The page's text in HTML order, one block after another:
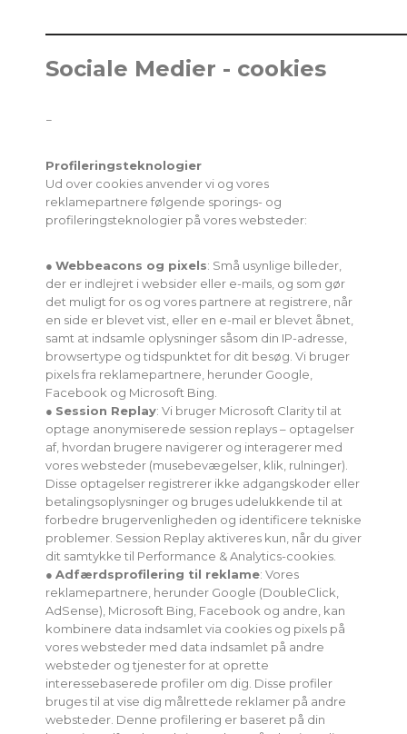
Sociale Medier - cookies
−
Profileringsteknologier
Ud over cookies anvender vi og vores
reklamepartnere følgende sporings- og
profileringsteknologier på vores websteder:
● Webbeacons og pixels: Små usynlige billeder,
der er indlejret i websider eller e-mails, og som gør
det muligt for os og vores partnere at registrere, når
en side er blevet vist, eller en e-mail er blevet åbnet,
samt at indsamle oplysninger såsom din IP-adresse,
browsertype og tidspunktet for dit besøg. Vi bruger
pixels fra reklamepartnere, herunder Google,
Facebook og Microsoft Bing.
● Session Replay: Vi bruger Microsoft Clarity til at
optage anonymiserede session replays – optagelser
af, hvordan brugere navigerer og interagerer med
vores websteder (musebevægelser, klik, rulninger).
Disse optagelser registrerer ikke adgangskoder eller
betalingsoplysninger og bruges udelukkende til at
forbedre brugervenligheden og identificere tekniske
problemer. Session Replay aktiveres kun, når du giver
dit samtykke til Performance & Analytics-cookies.
● Adfærdsprofilering til reklame: Vores
reklamepartnere, herunder Google (DoubleClick,
AdSense), Microsoft Bing, Facebook og andre, kan
kombinere data indsamlet via cookies og pixels på
vores websteder med data indsamlet på andre
websteder og tjenester for at oprette
interessebaserede profiler om dig. Disse profiler
bruges til at vise dig målrettede reklamer på andre
websteder. Denne profilering er baseret på din